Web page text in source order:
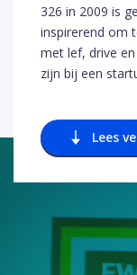
326 in 2009 is
inspirerend om
met lef, drive
zijn bij een
Lees